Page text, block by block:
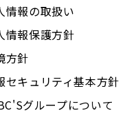
情報の取扱い
情報保護方針
方針
セキュリティ基本方針
グループについて